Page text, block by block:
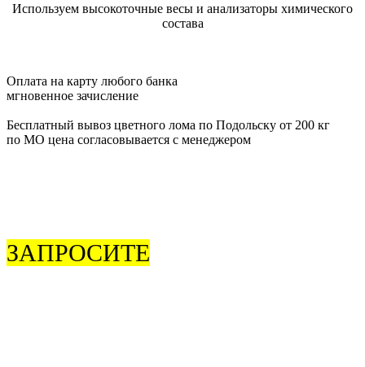
Используем высокоточные весы и анализаторы химического
состава
Оплата на карту любого банка
мгновенное зачисление
Бесплатный вывоз цветного лома по Подольску от 200 кг
по МО цена согласовывается с менеджером
ЗАПРОСИТЕ